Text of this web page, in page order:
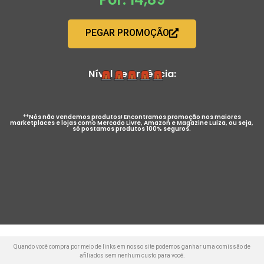
PEGAR PROMOÇÃO
Nível de Urgência:
**Nós não vendemos produtos! Encontramos promoção nos maiores
marketplaces e lojas como Mercado Livre, Amazon e Magazine Luiza, ou seja,
só postamos produtos 100% seguros.
Quando você compra por meio de links em nosso site podemos ganhar uma comissão de
afiliados sem nenhum custo para você.